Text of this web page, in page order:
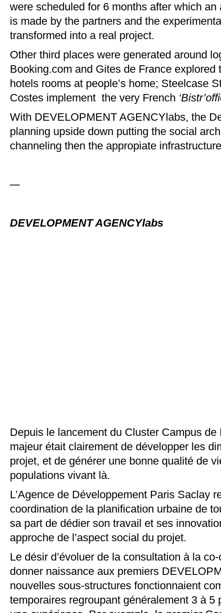
were scheduled for 6 months after which
is made by the partners and the
transformed into a real project.
Other third places were generated around
Booking.com and Gites de France explored
hotels rooms at people’s home; Steelcase
Costes implement the very French
With DEVELOPMENT AGENCYlabs, the
planning upside down putting the social
channeling then the appropiate
—
DEVELOPMENT AGENCYlabs
Depuis le lancement du Cluster Campus
majeur était clairement de développer les
projet, et de générer une bonne qualité de
populations vivant là.
L’Agence de Développement Paris Saclay
coordination de la planification urbaine de
sa part de dédier son travail et ses
approche de l’aspect social du projet.
Le désir d’évoluer de la consultation à la
donner naissance aux premiers
nouvelles sous-structures fonctionnaient
temporaires regroupant généralement 3 à 5